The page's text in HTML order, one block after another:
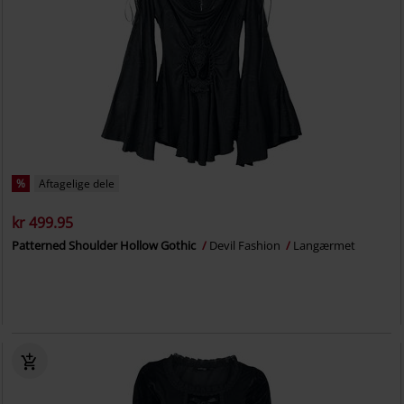
% Aftagelige dele
kr 499.95
Patterned Shoulder Hollow Gothic Devil Fashion Langærmet